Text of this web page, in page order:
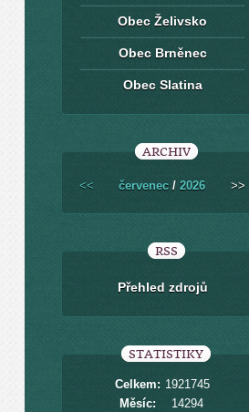
Obec Želivsko
Obec Brněnec
Obec Slatina
ARCHIV
<< červenec / 2026 >>
RSS
Přehled zdrojů
STATISTIKY
Celkem: 1921745
Měsíc:
14294